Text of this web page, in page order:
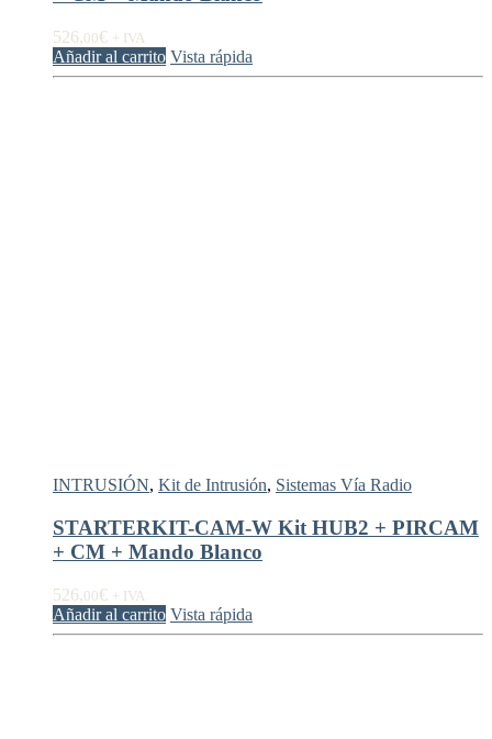
526,00€ + IVA
Añadir al carrito Vista rápida
INTRUSIÓN, Kit de Intrusión, Sistemas Vía Radio
STARTERKIT-CAM-W Kit HUB2 + PIRCAM
+ CM + Mando Blanco
526,00€ + IVA
Añadir al carrito Vista rápida